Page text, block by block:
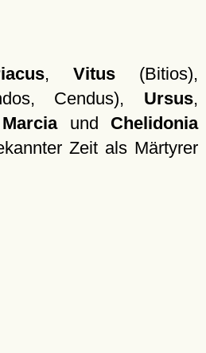
, Vitus(Bitios),
Cendus), Ursus,
Marciaund Chelidonia
Zeit als Märtyrer